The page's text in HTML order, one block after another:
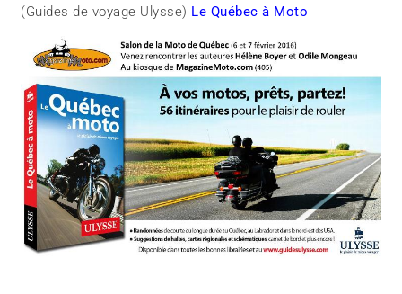
(Guides de voyage Ulysse) Le Québec à Moto